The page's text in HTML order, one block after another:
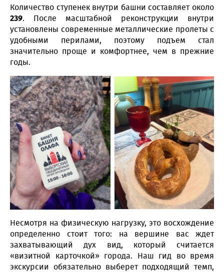
Количество ступенек внутри башни составляет около
239. После масштабной реконструкции внутри
установлены современные металлические пролеты с
удобными перилами, поэтому подъем стал
значительно проще и комфортнее, чем в прежние
годы.
Несмотря на физическую нагрузку, это восхождение
определенно стоит того: на вершине вас ждет
захватывающий дух вид, который считается
«визитной карточкой» города. Наш гид во время
экскурсии обязательно выберет подходящий темп,